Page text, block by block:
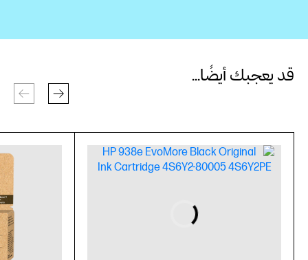
قد يعجبك أيضًا...